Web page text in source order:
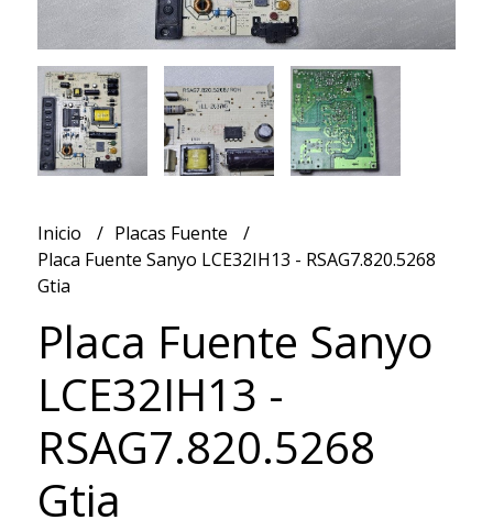
Inicio
Placas Fuente
Placa Fuente Sanyo LCE32IH13 - RSAG7.820.5268
Gtia
Placa Fuente Sanyo
LCE32IH13 -
RSAG7.820.5268
Gtia